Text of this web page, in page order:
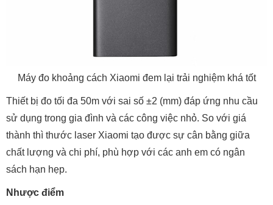
Máy đo khoảng cách Xiaomi đem lại trải nghiệm khá tốt
Thiết bị đo tối đa 50m với sai số ±2 (mm) đáp ứng nhu cầu
sử dụng trong gia đình và các công việc nhỏ. So với giá
thành thì thước laser Xiaomi tạo được sự cân bằng giữa
chất lượng và chi phí, phù hợp với các anh em có ngân
sách hạn hẹp.
Nhược điểm